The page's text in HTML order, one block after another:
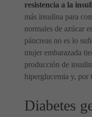
resistencia a la
más insulina para
normales de azúcar
páncreas no es lo
mujer embarazada
producción de
hiperglucemia y, por
Diabetes